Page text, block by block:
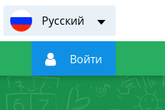
Русский
 Войти